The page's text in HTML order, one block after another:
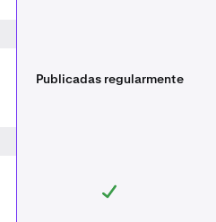
Publicadas regularmente